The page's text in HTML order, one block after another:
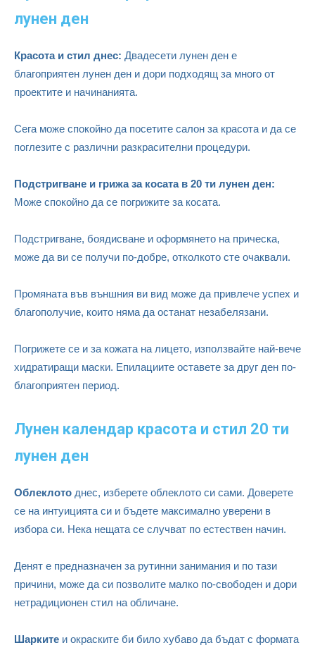
лунен ден
Красота и стил днес: Двадесети лунен ден е
благоприятен лунен ден и дори подходящ за много от
проектите и начинанията.
Сега може спокойно да посетите салон за красота и да се
поглезите с различни разкрасителни процедури.
Подстригване и грижа за косата в 20 ти лунен ден:
Може спокойно да се погрижите за косата.
Подстригване, боядисване и оформянето на прическа,
може да ви се получи по-добре, отколкото сте очаквали.
Промяната във външния ви вид може да привлече успех и
благополучие, които няма да останат незабелязани.
Погрижете се и за кожата на лицето, използвайте най-вече
хидратиращи маски. Епилациите оставете за друг ден по-
благоприятен период.
Лунен календар красота и стил 20 ти
лунен ден
Облеклото днес, изберете облеклото си сами. Доверете
се на интуицията си и бъдете максимално уверени в
избора си. Нека нещата се случват по естествен начин.
Денят е предназначен за рутинни занимания и по тази
причини, може да си позволите малко по-свободен и дори
нетрадиционен стил на обличане.
Шарките и окраските би било хубаво да бъдат с формата